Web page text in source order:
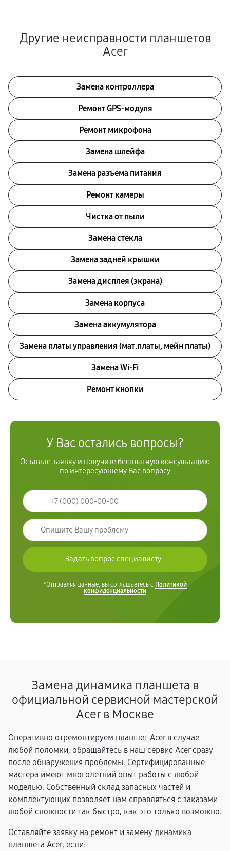
Другие неисправности планшетов
Acer
Замена контроллера
Ремонт GPS-модуля
Ремонт микрофона
Замена шлейфа
Замена разъема питания
Ремонт камеры
Чистка от пыли
Замена стекла
Замена задней крышки
Замена дисплея (экрана)
Замена корпуса
Замена аккумулятора
Замена платы управления (мат.платы, мейн платы)
Замена Wi-Fi
Ремонт кнопки
У Вас остались вопросы?
Оставьте заявку и получите бесплатную консультацию
по интересующему Вас вопросу
*Отправляя данные, вы соглашаетесь с Политикой
конфиденциальности
Замена динамика планшета в
официальной сервисной мастерской
Acer в Москве
Оперативно отремонтируем планшет Acer в случае
любой поломки, обращайтесь в наш сервис Acer сразу
после обнаружения проблемы. Сертифицированные
мастера имеют многолетний опыт работы с любой
моделью. Собственный склад запасных частей и
комплектующих позволяет нам справляться с заказами
любой сложности так быстро, как это только возможно.
Оставляйте заявку на ремонт и замену динамика
планшета Acer, если: